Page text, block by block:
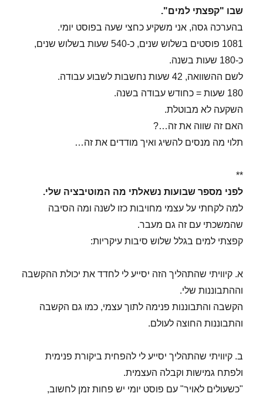
שבו "קפצתי למים".
בהערכה גסה, אני משקיע כחצי שעה בפוסט יומי.
1081 פוסטים בשלוש שנים, כ-540 שעות בשלוש שנים,
כ-180 שעות בשנה.
לשם ההשוואה, 42 שעות נחשבות לשבוע עבודה.
180 שעות = כחודש עבודה בשנה.
השקעה לא מבוטלת.
האם זה שווה את זה…?
תלוי מה מנסים להשיג ואיך מודדים את זה…
**
לפני מספר שבועות נשאלתי מה המוטיבציה שלי.
למה לקחתי על עצמי מחויבות כזו לשנה ומה הסיבה
שהמשכתי עם זה גם מעבר.
קפצתי למים בגלל שלוש סיבות עיקריות:
א. קיוויתי שהתהליך הזה יסייע לי לחדד את יכולת ההקשבה
וההתבוננות שלי.
הקשבה והתבוננות פנימה לתוך עצמי, כמו גם הקשבה
והתבוננות החוצה לעולם.
ב. קיוויתי שהתהליך יסייע לי להפחית ביקורת פנימית
ולפתח גמישות וקבלה העצמית.
"כשעולים לאויר" עם פוסט יומי יש פחות זמן לחשוב,